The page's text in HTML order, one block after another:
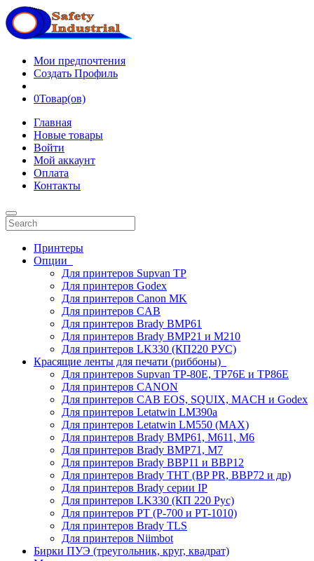
Мои предпочтения
Создать Профиль
0Товар(ов)
Главная
Новые товары
Войти
Мой аккаунт
Оплата
Контакты
Принтеры
Опции
Для принтеров Supvan TP
Для принтеров Godex
Для принтеров Canon MK
Для принтеров CAB
Для принтеров Brady BMP61
Для принтеров Brady BMP21 и M210
Для принтеров LK330 (КП220 РУС)
Красящие ленты для печати (риббоны)
Для принтеров Supvan TP-80E, TP76E и TP86E
Для принтеров CANON
Для принтеров CAB EOS, SQUIX, MACH и Godex
Для принтеров Letatwin LM390a
Для принтеров Letatwin LM550 (MAX)
Для принтеров Brady BMP61, M611, M6
Для принтеров Brady BMP71, M7
Для принтеров Brady BBP11 и BBP12
Для принтеров Brady THT (BP PR, BBP72 и др)
Для принтеров Brady серии IP
Для принтеров LK330 (КП 220 Рус)
Для принтеров PT (P-700 и PT-1010)
Для принтеров Brady TLS
Для принтеров Niimbot
Бирки ПУЭ (треугольник, круг, квадрат)